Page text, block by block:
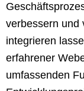
verbessern und
integrieren
erfahrener
umfassenden